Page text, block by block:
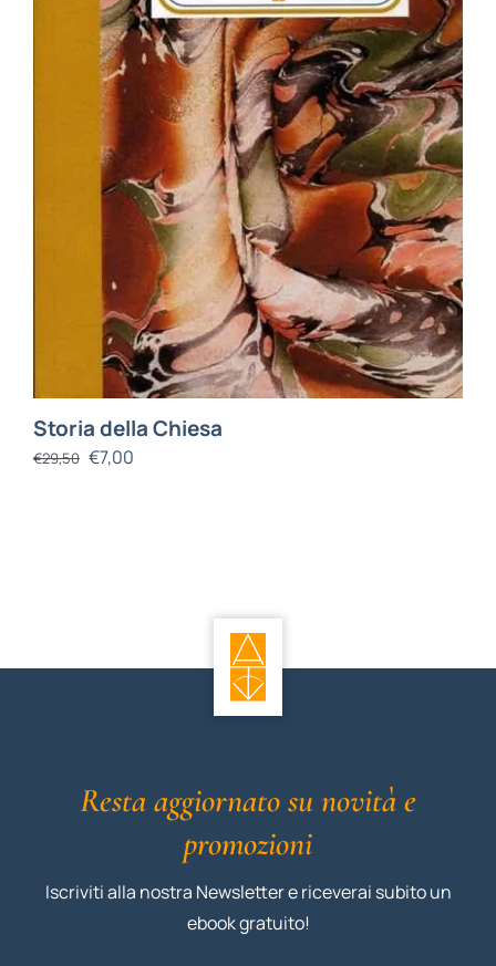
Storia della Chiesa
€29,50 €7,00
Resta aggiornato su novità e
promozioni
Iscriviti alla nostra Newsletter e riceverai subito un
ebook gratuito!